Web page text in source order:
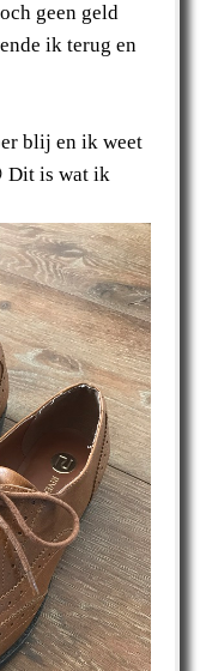
geen geld
ik terug en
blij en ik weet
Dit is wat ik